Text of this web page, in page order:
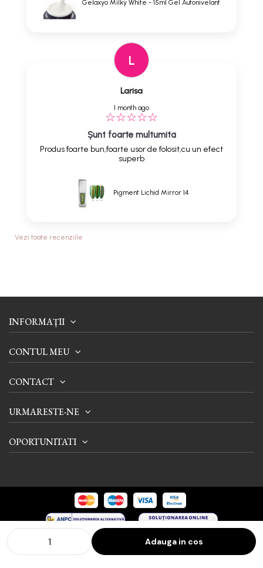
Adauga in cos
Gelaxyo Milky White - 15ml Gel Autonivelant
L
Larisa
1 month ago
Șunt foarte multumita
Produs foarte bun,foarte usor de folosit,cu un efect
superb
Pigment Lichid Mirror 14
Vezi toate recenziile
INFORMAȚII
CONTUL MEU
CONTACT
URMARESTE-NE
OPORTUNITATI
© 2024 Tienda International